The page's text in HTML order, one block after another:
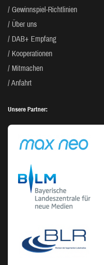
Gewinnspiel-Richtlinien
Über uns
DAB+ Empfang
Kooperationen
Mitmachen
Anfahrt
Unsere Partner: